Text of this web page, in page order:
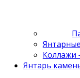
Коллажи
Янтарь